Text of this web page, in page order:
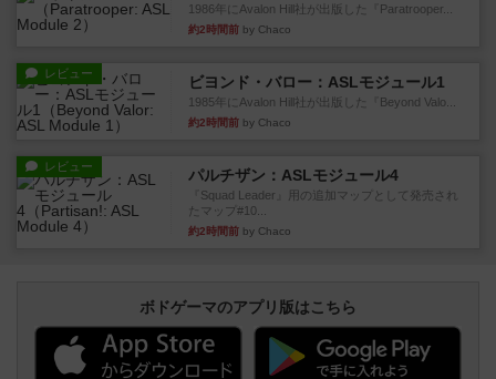
1986年にAvalon Hill社が出版した『Paratrooper...
約2時間前 by Chaco
レビュー ビヨンド・バロー：ASLモジュール1
1985年にAvalon Hill社が出版した『Beyond Valo...
約2時間前 by Chaco
レビュー パルチザン：ASLモジュール4
『Squad Leader』用の追加マップとして発売され
たマップ#10...
約2時間前 by Chaco
ボドゲーマのアプリ版はこちら